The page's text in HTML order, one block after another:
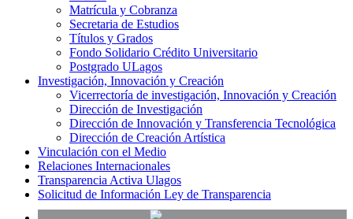
Matrícula y Cobranza
Secretaria de Estudios
Títulos y Grados
Fondo Solidario Crédito Universitario
Postgrado ULagos
Investigación, Innovación y Creación
Vicerrectoría de investigación, Innovación y Creación
Dirección de Investigación
Dirección de Innovación y Transferencia Tecnológica
Dirección de Creación Artística
Vinculación con el Medio
Relaciones Internacionales
Transparencia Activa Ulagos
Solicitud de Información Ley de Transparencia